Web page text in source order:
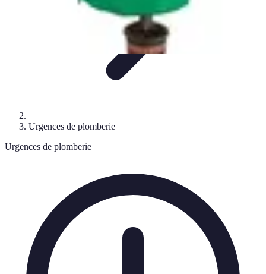
Urgences de plomberie
Urgences de plomberie